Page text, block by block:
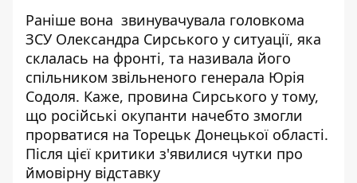
Раніше вона звинувачувала головкома
ЗСУ Олександра Сирського у ситуації, яка
склалась на фронті, та називала його
спільником звільненого генерала Юрія
Содоля. Каже, провина Сирського у тому,
що російські окупанти начебто змогли
прорватися на Торецьк Донецької області.
Після цієї критики з'явилися чутки про
ймовірну відставку